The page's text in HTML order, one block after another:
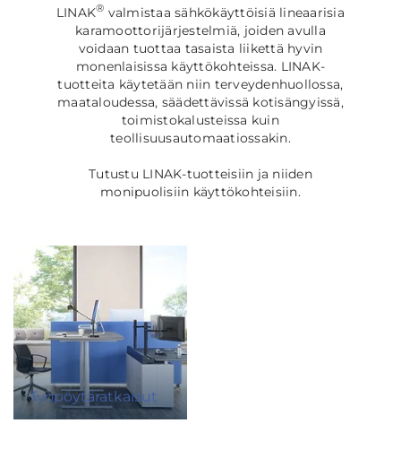
LINAK® valmistaa sähkökäyttöisiä lineaarisia
karamoottorijärjestelmiä, joiden avulla
voidaan tuottaa tasaista liikettä hyvin
monenlaisissa käyttökohteissa. LINAK-
tuotteita käytetään niin terveydenhuollossa,
maataloudessa, säädettävissä kotisängyissä,
toimistokalusteissa kuin
teollisuusautomaatiossakin.
Tutustu LINAK-tuotteisiin ja niiden
monipuolisiin käyttökohteisiin.
Työpöytäratkaisut